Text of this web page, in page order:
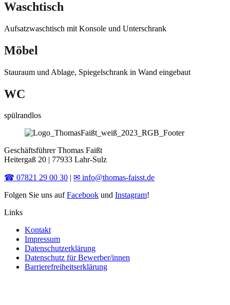
Waschtisch
Aufsatzwaschtisch mit Konsole und Unterschrank
Möbel
Stauraum und Ablage, Spiegelschrank in Wand eingebaut
WC
spülrandlos
Geschäftsführer Thomas Faißt
Heitergaß 20 | 77933 Lahr-Sulz
☎ 07821 29 00 30 | ✉ info@thomas-faisst.de
Folgen Sie uns aufFacebook und Instagram!
Links
Kontakt
Impressum
Datenschutzerklärung
Datenschutz für Bewerber/innen
Barrierefreiheitserklärung